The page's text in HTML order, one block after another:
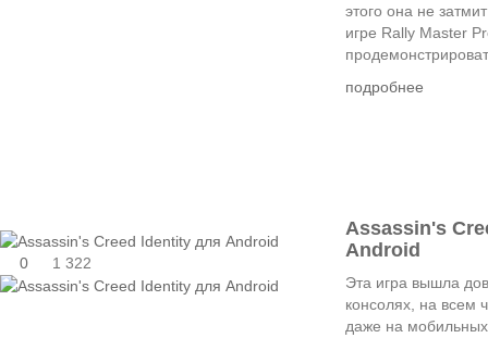
этого она не
игре Rally Master
подробнее
0 1 322
Assassin's
Android
Эта игра вышла
консолях, на всем
даже на